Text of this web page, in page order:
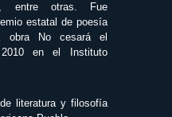
entre otras. Fue
estatal de poesía
obra No cesará el
en el Instituto
literatura y filosofía